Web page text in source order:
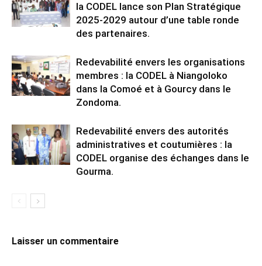
la CODEL lance son Plan Stratégique
2025-2029 autour d’une table ronde
des partenaires.
Redevabilité envers les organisations
membres : la CODEL à Niangoloko
dans la Comoé et à Gourcy dans le
Zondoma.
Redevabilité envers des autorités
administratives et coutumières : la
CODEL organise des échanges dans le
Gourma.
Laisser un commentaire